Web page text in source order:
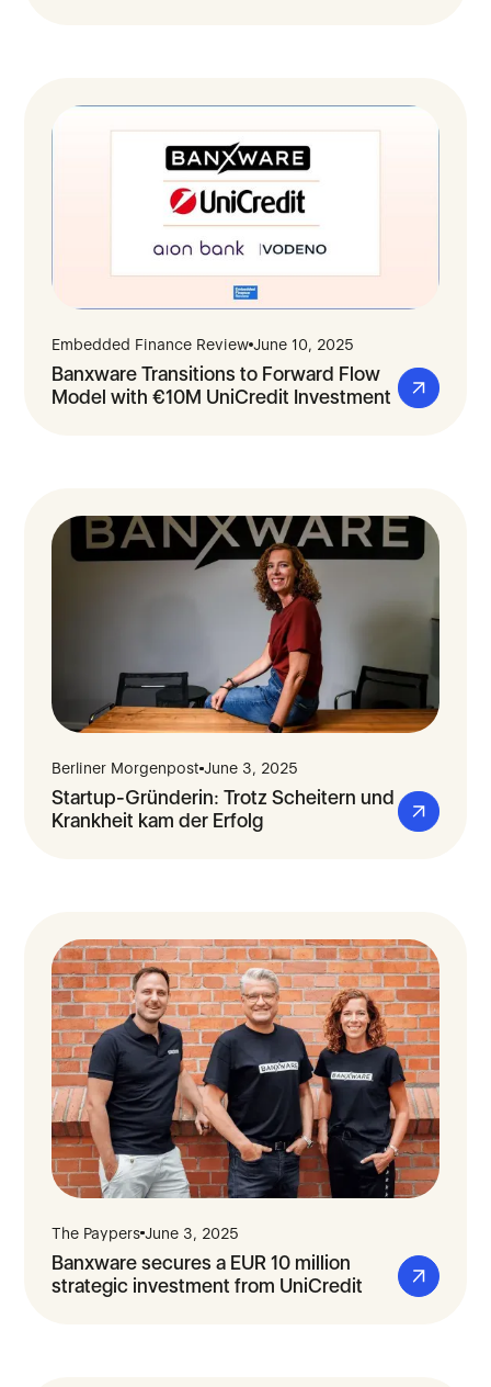
Embedded Finance ReviewJune 10, 2025
Banxware Transitions to Forward Flow
Model with €10M UniCredit Investment
Berliner MorgenpostJune 3, 2025
Startup-Gründerin: Trotz Scheitern und
Krankheit kam der Erfolg
The PaypersJune 3, 2025
Banxware secures a EUR 10 million
strategic investment from UniCredit